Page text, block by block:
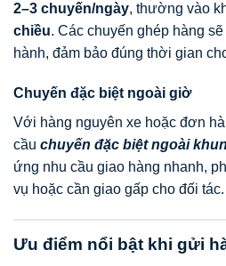
2–3 chuyến/ngày, thường vào
chiều. Các chuyến ghép hàng
hành, đảm bảo đúng thời gian
Chuyến đặc biệt ngoài giờ
Với hàng nguyên xe hoặc đơn
cầu chuyến đặc biệt ngoài
ứng nhu cầu giao hàng nhanh,
vụ hoặc cần giao gấp cho đối tác.
Ưu điểm nổi bật khi gửi